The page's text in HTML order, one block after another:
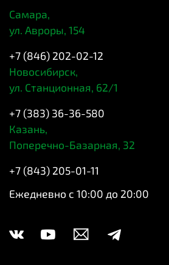
Самара,
ул. Авроры, 154
+7 (846) 202-02-12
Новосибирск,
ул. Станционная, 62/1
+7 (383) 36-36-580
Казань,
Поперечно-Базарная, 32
+7 (843) 205-01-11
Ежедневно с 10:00 до 20:00